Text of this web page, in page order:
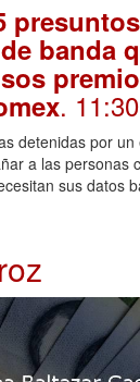
presuntos
banda
. 11:30
detenidas por
a las personas
sus datos